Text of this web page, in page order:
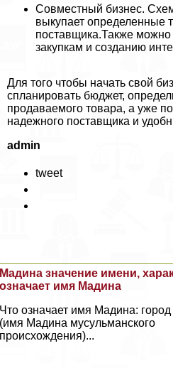
Совместный бизнес.
выкупает определенные
поставщика.Также можно
закупкам и созданию
Для того чтобы начать свой
спланировать бюджет,
продаваемого товара, а уже
надежного поставщика и
admin
tweet
Мадина значение имени,
означает имя Мадина
Что означает имя Мадина:
(имя Мадина мусульманского
происхождения)...